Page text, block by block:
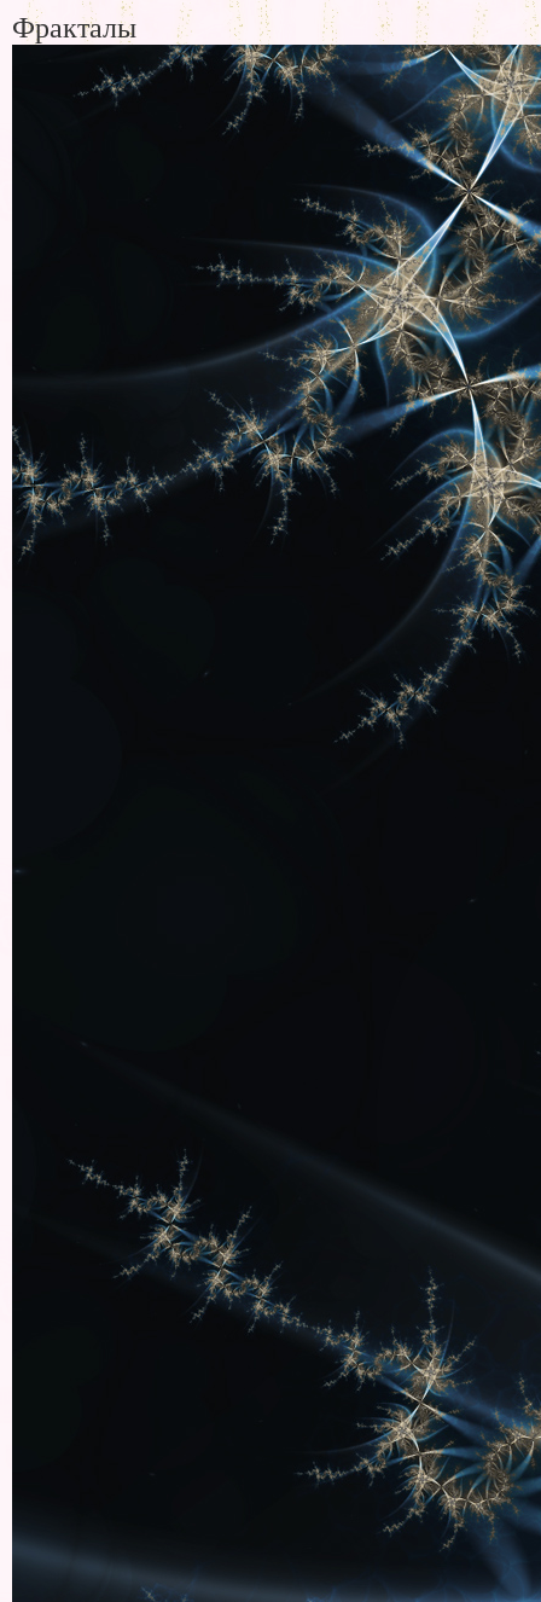
Фракталы